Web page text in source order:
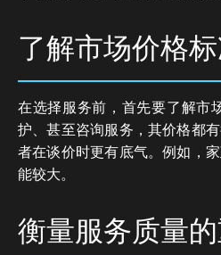
了解市场价格
在选择服务前，首先要了解市
护、甚至咨询服务，其价格都
者在谈价时更有底气。例如，
能较大。
衡量服务质量